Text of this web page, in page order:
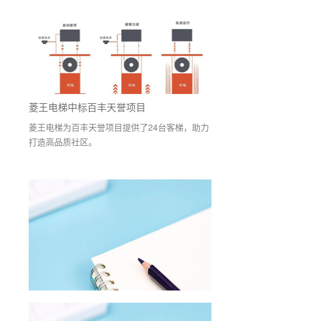
菱王电梯中标百丰天誉项目
菱王电梯为百丰天誉项目提供了24台客梯，助力
打造高品质社区。
5月物业采购数据有哪些特点？